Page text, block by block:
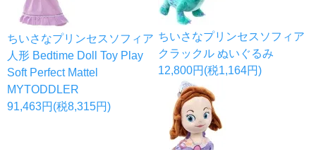
ちいさなプリンセスソフィア
人形 Bedtime Doll Toy Play
Soft Perfect Mattel
MYTODDLER
91,463円(税8,315円)
ちいさなプリンセスソフィア
クラックル ぬいぐるみ
12,800円(税1,164円)